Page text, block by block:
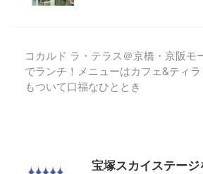
コカルド ラ・テラス＠京橋・京阪モ
でランチ！メニューはカフェ&ティラ
もついて口福なひととき
宝塚スカイステージ